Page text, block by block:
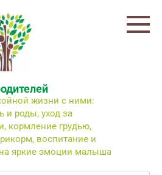
жизни с ними:
и роды, уход за
кормление грудью,
воспитание и
яркие эмоции малыша